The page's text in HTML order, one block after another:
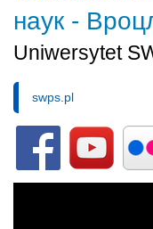
наук -
Uniwersytet
swps.pl